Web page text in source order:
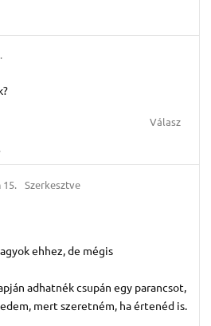
Válasz
15. Szerkesztve
ehhez, de mégis
adhatnék csupán egy parancsot,
mert szeretném, ha értenéd is.